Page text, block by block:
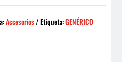
Accesorios Etiqueta:GENÉRICO